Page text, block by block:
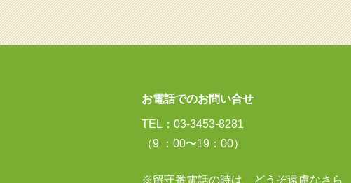
お電話でのお問い合せ
TEL：03-3453-8281
（9 ：00〜19：00）
※留守番電話の時は、どうぞ遠慮なさら